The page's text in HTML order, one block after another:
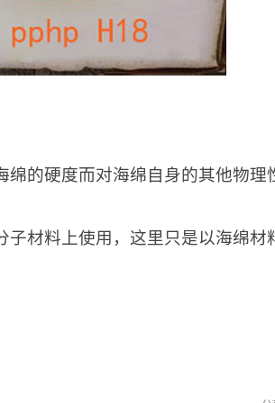
的硬度而对海绵自身的其他物理
材料上使用，这里只是以海绵材